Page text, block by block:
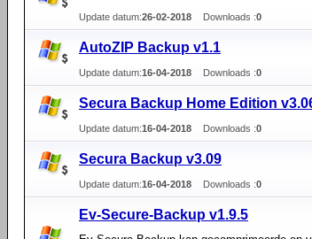
Update datum:26-02-2018 Downloads :0
AutoZIP Backup v1.1
Update datum:16-04-2018 Downloads :0
Secura Backup Home Edition
Update datum:16-04-2018 Downloads :0
Secura Backup v3.09
Update datum:16-04-2018 Downloads :0
Ev-Secure-Backup v1.9.5